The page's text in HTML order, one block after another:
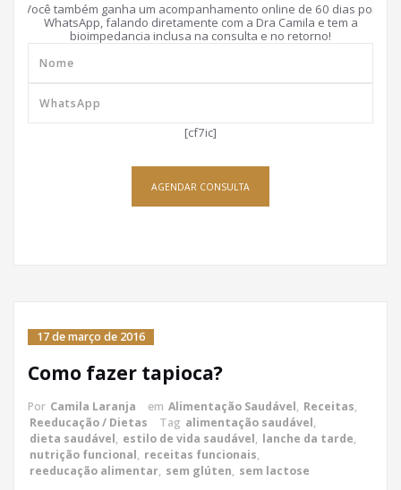
Você também ganha um acompanhamento online de 60 dias por
WhatsApp, falando diretamente com a Dra Camila e tem a
bioimpedancia inclusa na consulta e no retorno!
[cf7ic]
AGENDAR CONSULTA
17 de março de 2016
Como fazer tapioca?
Por Camila Laranja em Alimentação Saudável, Receitas,
Reeducação / Dietas
Tag alimentação saudável,
dieta saudável, estilo de vida saudável, lanche da tarde,
nutrição funcional, receitas funcionais,
reeducação alimentar, sem glúten, sem lactose